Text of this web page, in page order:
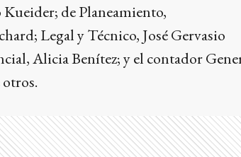
de Planeamiento,
Legal y Técnico, José Gervasio
Alicia Benítez; y el contador